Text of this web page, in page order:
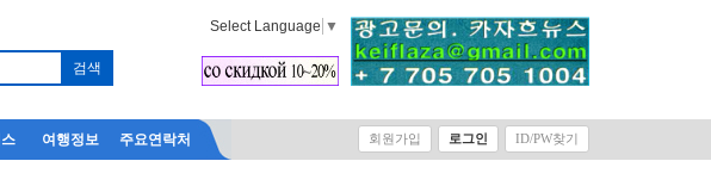
Select Language ▼
여행정보 주요연락처 회원가입 로그인 ID/PW찾기